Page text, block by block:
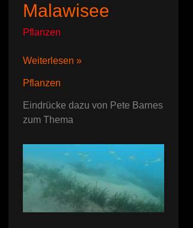
Malawisee
Pflanzen
Pflanzen
Malawisee
Weiterlesen »
Pflanzen
Eindrücke dazu von Pete Barnes
zum Thema